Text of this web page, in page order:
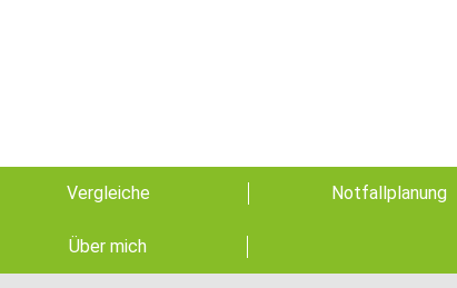
Vergleiche Notfallplanung
Über mich